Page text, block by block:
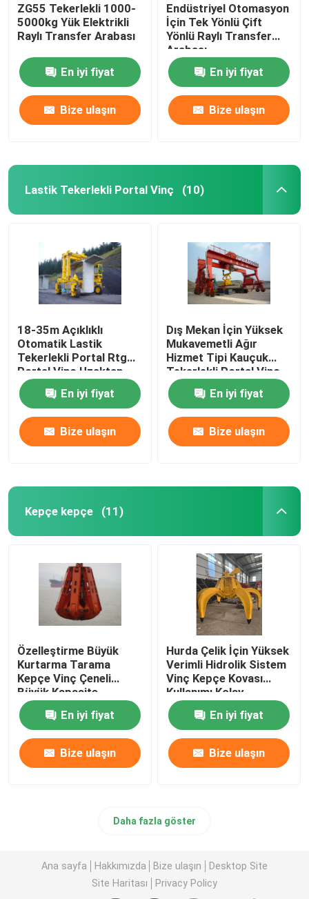
ZG55 Tekerlekli 1000-
5000kg Yük Elektrikli
Raylı Transfer Arabası
En iyi fiyat
Bize ulaşın
Endüstriyel Otomasyon
İçin Tek Yönlü Çift
Yönlü Raylı Transfer
Arabası
En iyi fiyat
Bize ulaşın
Lastik Tekerlekli Portal Vinç (10)
18-35m Açıklıklı
Otomatik Lastik
Tekerlekli Portal Rtg
Portal Vinç Uzaktan
Kumandası
En iyi fiyat
Bize ulaşın
Dış Mekan İçin Yüksek
Mukavemetli Ağır
Hizmet Tipi Kauçuk
Tekerlekli Portal Vinç
80 Ton
En iyi fiyat
Bize ulaşın
Kepçe kepçe (11)
Özelleştirme Büyük
Kurtarma Tarama
Kepçe Vinç Çeneli
Büyük Kapasite
En iyi fiyat
Bize ulaşın
Hurda Çelik İçin Yüksek
Verimli Hidrolik Sistem
Vinç Kepçe Kovası
Kullanımı Kolay
En iyi fiyat
Bize ulaşın
Daha fazla göster
Ana sayfa Hakkımızda Bize ulaşın
Desktop Site
Site Haritası
Privacy Policy